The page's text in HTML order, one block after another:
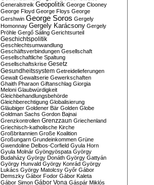
Generalstreik Geopolitik George Clooney
George Floyd George Floys George
Gershwin George Soros Gergely
Homonnay Gergely Karácsony Gergely
Pröhle Gergő Sáling Gerichtsurteil
Geschichtspolitik
Geschlechtsumwandlung
Geschäftsverbindungen Gesellschaft
Gesellschaftliche Spaltung
Gesellschaftskrise Gesetz
Gesundheitssystem Getreidelieferungen
Gewalt Gewaltserie Gewerkschaften
Ghaith Pharaon Giftanschlag Giorgia
Meloni Glaubwürdigkeit
Gleichbehandlungsbehörde
Gleichberechtigung Globalisierung
Gläubiger Goldener Bär Golden Globe
Goldman Sachs Gordon Bajnai
Grenzkontrollen Grenzzaun Griechenland
Griechisch-katholische Kirche
Großbritannien Große Koalition
Großungarn Grundeinkommen Grüne
Gwendoline Delbos-Corfield Gyula Horn
Gyula Molnár Gyöngyöspata György
Budaházy György Donáth György Gattyán
György Hunvald György Konrád György
Lukács György Matolcsy Győr Gábor
Demszky Gábor Fodor Gábor Kaleta
Gábor Simon Gábor Vona Gáspár Miklós